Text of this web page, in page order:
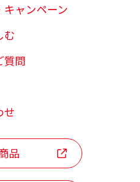
キャンペーン
む
質問
せ
品